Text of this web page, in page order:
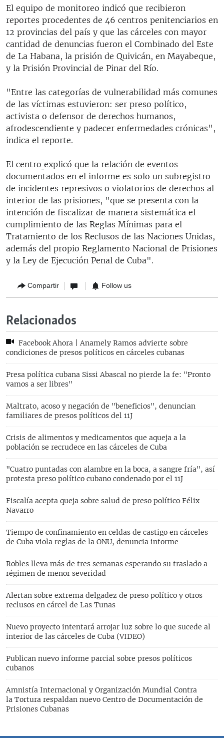
El equipo de monitoreo indicó que recibieron
reportes procedentes de 46 centros penitenciarios en
12 provincias del país y que las cárceles con mayor
cantidad de denuncias fueron el Combinado del Este
de La Habana, la prisión de Quivicán, en Mayabeque,
y la Prisión Provincial de Pinar del Río.
"Entre las categorías de vulnerabilidad más comunes
de las víctimas estuvieron: ser preso político,
activista o defensor de derechos humanos,
afrodescendiente y padecer enfermedades crónicas",
indica el reporte.
El centro explicó que la relación de eventos
documentados en el informe es solo un subregistro
de incidentes represivos o violatorios de derechos al
interior de las prisiones, "que se presenta con la
intención de fiscalizar de manera sistemática el
cumplimiento de las Reglas Mínimas para el
Tratamiento de los Reclusos de las Naciones Unidas,
además del propio Reglamento Nacional de Prisiones
y la Ley de Ejecución Penal de Cuba".
Compartir Follow us
Relacionados
Facebook Ahora | Anamely Ramos advierte sobre
condiciones de presos políticos en cárceles cubanas
Presa política cubana Sissi Abascal no pierde la fe: "Pronto
vamos a ser libres"
Maltrato, acoso y negación de "beneficios", denuncian
familiares de presos políticos del 11J
Crisis de alimentos y medicamentos que aqueja a la
población se recrudece en las cárceles de Cuba
"Cuatro puntadas con alambre en la boca, a sangre fría", así
protesta preso político cubano condenado por el 11J
Fiscalía acepta queja sobre salud de preso político Félix
Navarro
Tiempo de confinamiento en celdas de castigo en cárceles
de Cuba viola reglas de la ONU, denuncia informe
Robles lleva más de tres semanas esperando su traslado a
régimen de menor severidad
Alertan sobre extrema delgadez de preso político y otros
reclusos en cárcel de Las Tunas
Nuevo proyecto intentará arrojar luz sobre lo que sucede al
interior de las cárceles de Cuba (VIDEO)
Publican nuevo informe parcial sobre presos políticos
cubanos
Amnistía Internacional y Organización Mundial Contra
la Tortura respaldan nuevo Centro de Documentación de
Prisiones Cubanas